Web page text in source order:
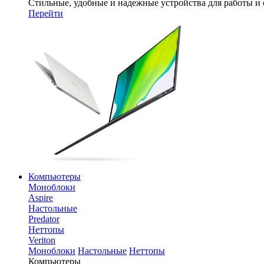
Стильные, удобные и надежные устройства для работы и
Перейти
Компьютеры
Моноблоки
Aspire
Настольные
Predator
Неттопы
Veriton
Моноблоки Настольные Неттопы
Компьютеры